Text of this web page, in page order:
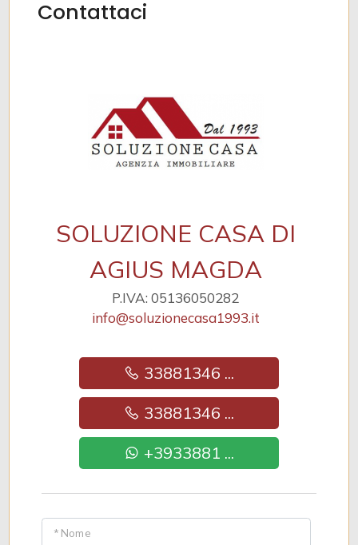
Contattaci
SOLUZIONE CASA DI
AGIUS MAGDA
P.IVA: 05136050282
info@soluzionecasa1993.it
33881346 ...
33881346 ...
+3933881 ...
* Nome